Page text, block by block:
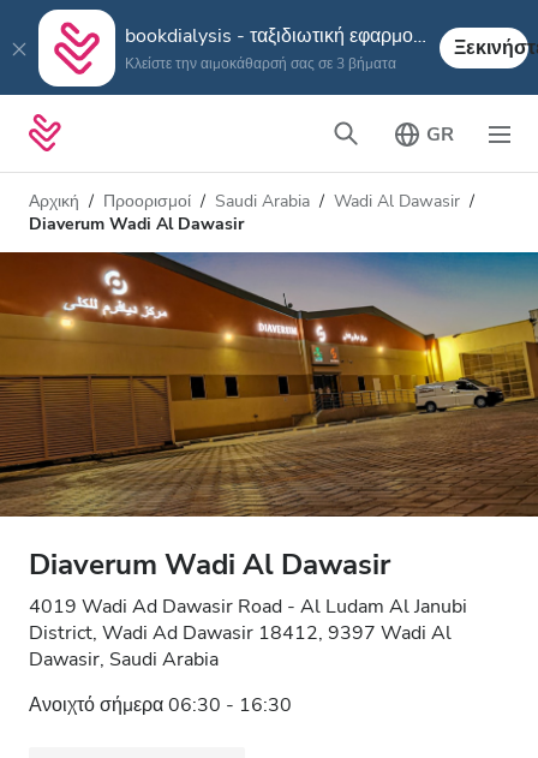
bookdialysis - ταξιδιωτική εφαρμογή
Κλείστε την αιμοκάθαρσή σας σε 3 βήματα
GR
Αρχική Προορισμοί Saudi Arabia
Wadi Al Dawasir
Diaverum Wadi Al Dawasir
Diaverum Wadi Al Dawasir
4019 Wadi Ad Dawasir Road - Al Ludam Al Janubi
District, Wadi Ad Dawasir 18412, 9397 Wadi Al
Dawasir, Saudi Arabia
Ανοιχτό σήμερα 06:30 - 16:30